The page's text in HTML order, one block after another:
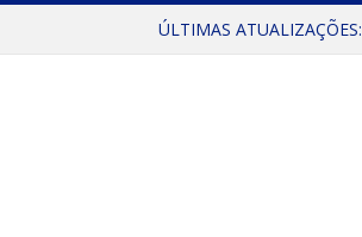
ÚLTIMAS ATUALIZAÇÕES: